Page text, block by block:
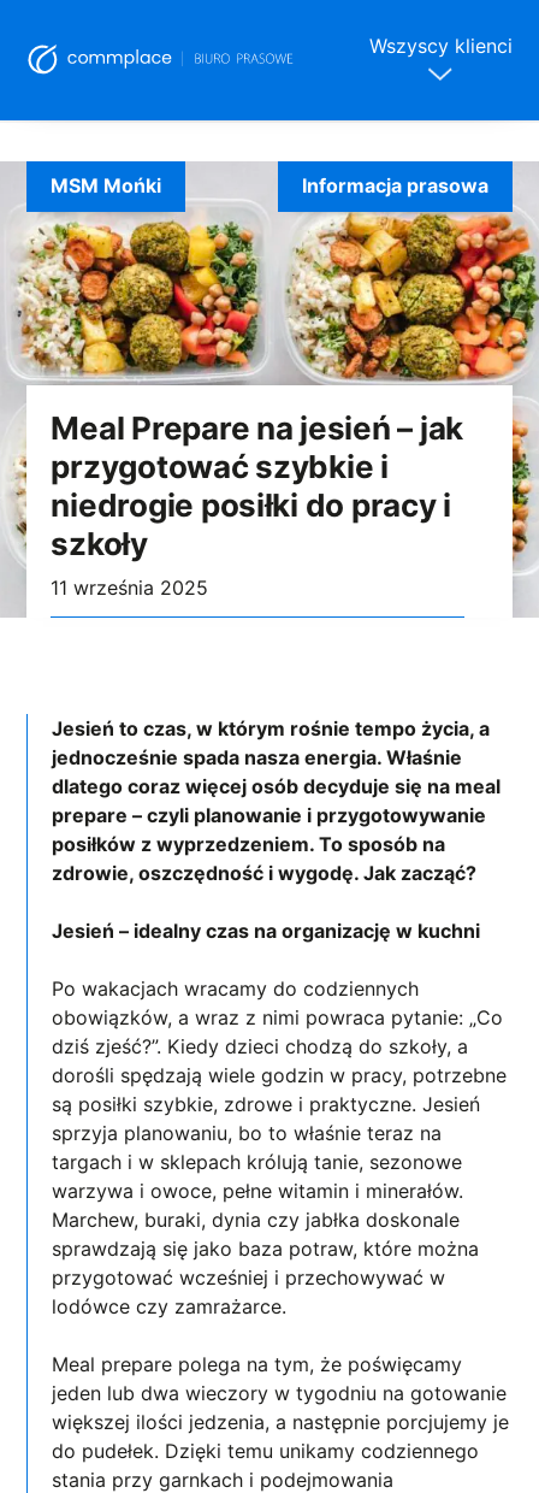
to
content
Wszyscy klienci
Meal Prepare na jesień – jak
przygotować szybkie i
niedrogie posiłki do pracy i
szkoły
11 września 2025
MSM Mońki Informacja prasowa
Jesień to czas, w którym rośnie tempo życia, a
jednocześnie spada nasza energia. Właśnie
dlatego coraz więcej osób decyduje się na meal
prepare – czyli planowanie i przygotowywanie
posiłków z wyprzedzeniem. To sposób na
zdrowie, oszczędność i wygodę. Jak zacząć?
Jesień – idealny czas na organizację w kuchni
Po wakacjach wracamy do codziennych
obowiązków, a wraz z nimi powraca pytanie: „Co
dziś zjeść?”. Kiedy dzieci chodzą do szkoły, a
dorośli spędzają wiele godzin w pracy, potrzebne
są posiłki szybkie, zdrowe i praktyczne. Jesień
sprzyja planowaniu, bo to właśnie teraz na
targach i w sklepach królują tanie, sezonowe
warzywa i owoce, pełne witamin i minerałów.
Marchew, buraki, dynia czy jabłka doskonale
sprawdzają się jako baza potraw, które można
przygotować wcześniej i przechowywać w
lodówce czy zamrażarce.
Meal prepare polega na tym, że poświęcamy
jeden lub dwa wieczory w tygodniu na gotowanie
większej ilości jedzenia, a następnie porcjujemy je
do pudełek. Dzięki temu unikamy codziennego
stania przy garnkach i podejmowania